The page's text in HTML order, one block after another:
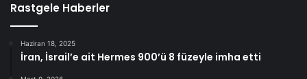
Rastgele Haberler
Haziran 18, 2025
İran, İsrail’e ait Hermes 900’ü 8 füzeyle imha etti